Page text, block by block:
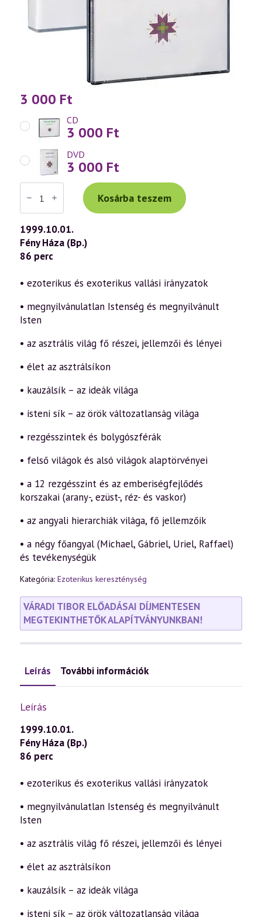
3 000 Ft
CD
3 000 Ft
DVD
3 000 Ft
Váradi
Tibor
előadás
(112)
—
Ezoterikus
kereszténység
1.
rész
mennyiség
Kosárba teszem
1999.10.01.
Fény Háza (Bp.)
86 perc
• ezoterikus és exoterikus vallási irányzatok
• megnyilvánulatlan Istenség és megnyilvánult
Isten
• az asztrális világ fő részei, jellemzői és lényei
• élet az asztrálsíkon
• kauzálsík – az ideák világa
• isteni sík – az örök változatlanság világa
• rezgésszintek és bolygószférák
• felső világok és alsó világok alaptörvényei
• a 12 rezgésszint és az emberiségfejlődés
korszakai (arany-, ezüst-, réz- és vaskor)
• az angyali hierarchiák világa, fő jellemzőik
• a négy főangyal (Michael, Gábriel, Uriel, Raffael)
és tevékenységük
Kategória: Ezoterikus kereszténység
VÁRADI TIBOR ELŐADÁSAI DÍJMENTESEN
MEGTEKINTHETŐK ALAPÍTVÁNYUNKBAN!
Leírás További információk
Leírás
1999.10.01.
Fény Háza (Bp.)
86 perc
• ezoterikus és exoterikus vallási irányzatok
• megnyilvánulatlan Istenség és megnyilvánult
Isten
• az asztrális világ fő részei, jellemzői és lényei
• élet az asztrálsíkon
• kauzálsík – az ideák világa
• isteni sík – az örök változatlanság világa